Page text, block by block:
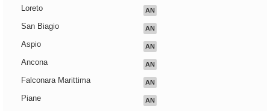
Loreto AN
San Biagio AN
Aspio AN
Ancona AN
Falconara Marittima AN
Piane AN